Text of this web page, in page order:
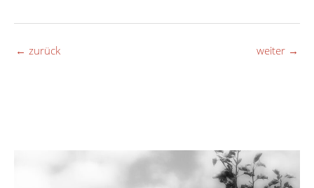
← zurück weiter →